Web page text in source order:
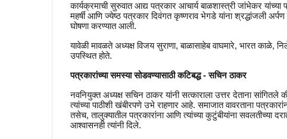
कार्यक्रमाची सुरुवात आद्य पत्रकार आचार्य बाळशास्त्री जांभेकर
महर्षी आणि ज्येष्ठ पत्रकार दिवंगत कृष्णराव भेगडे यांना श्रद्धांजली
घोषणा करण्यात आली.
यावेळी मावळते अध्यक्ष विजय सुराणा, बाळासाहेब वाघमारे, भारत
उपस्थित होते.
पत्रकारांच्या समस्या सोडवण्यासाठी कटिबद्ध - सचिन ठाकर
नवनियुक्त अध्यक्ष सचिन ठाकर यांनी सत्काराला उत्तर देताना
त्यांच्या पाठीशी खंबीरपणे उभे राहणार आहे. समाजात वावरताना
तसेच, तालुक्यातील पत्रकारांना आणि त्यांच्या कुटुंबीयांना सवलतीच्या
आश्वासनही त्यांनी दिले.